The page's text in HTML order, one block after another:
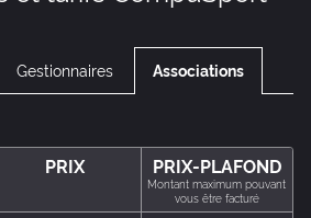
Gestionnaires Associations
PRIX PRIX-PLAFOND
Montant maximum pouvant
vous être facturé